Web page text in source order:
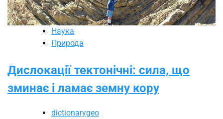
Наука
Природа
Дислокації тектонічні: сила, що
зминає і ламає земну кору
dictionarygeo